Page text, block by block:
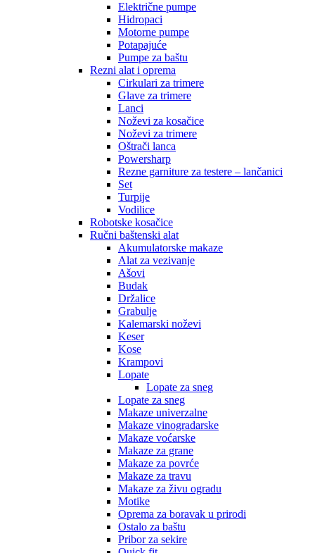
Električne pumpe
Hidropaci
Motorne pumpe
Potapajuće
Pumpe za baštu
Rezni alat i oprema
Cirkulari za trimere
Glave za trimere
Lanci
Noževi za kosačice
Noževi za trimere
Oštrači lanca
Powersharp
Rezne garniture za testere – lančanici
Set
Turpije
Vodilice
Robotske kosačice
Ručni baštenski alat
Akumulatorske makaze
Alat za vezivanje
Ašovi
Budak
Držalice
Grabulje
Kalemarski noževi
Keser
Kose
Krampovi
Lopate
Lopate za sneg
Lopate za sneg
Makaze univerzalne
Makaze vinogradarske
Makaze voćarske
Makaze za grane
Makaze za povrće
Makaze za travu
Makaze za živu ogradu
Motike
Oprema za boravak u prirodi
Ostalo za baštu
Pribor za sekire